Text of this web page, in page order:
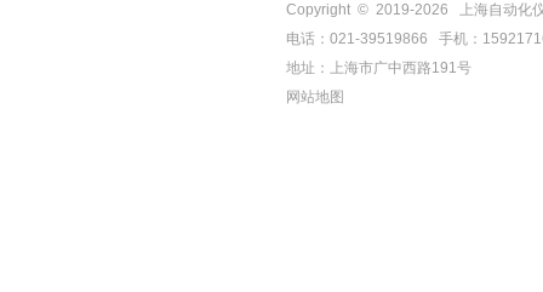
Copyright © 2019-2026
上海自动化
电话：021-39519866 手机：
地址：上海市广中西路191号
网站地图